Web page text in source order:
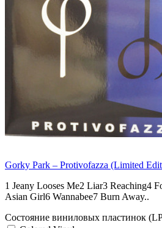
Gorky Park – Protivofazza (Limited
1 Jeany Looses Me2 Liar3 Reaching4
Asian Girl6 Wannabee7 Burn Away..
Состояние виниловых пластинок